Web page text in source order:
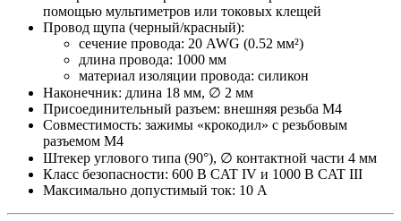
помощью мультиметров или токовых клещей
Провод щупа (черный/красный):
сечение провода: 20 AWG (0.52 мм²)
длина провода: 1000 мм
материал изоляции провода: силикон
Наконечник: длина 18 мм, ∅ 2 мм
Присоединительный разъем: внешняя резьба М4
Совместимость: зажимы «крокодил» с резьбовым
разъемом М4
Штекер углового типа (90°), ∅ контактной части 4 мм
Класс безопасности: 600 В CAT IV и 1000 В CAT III
Максимально допустимый ток: 10 А